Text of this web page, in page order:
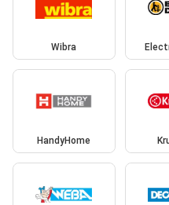
Wibra
HandyHome